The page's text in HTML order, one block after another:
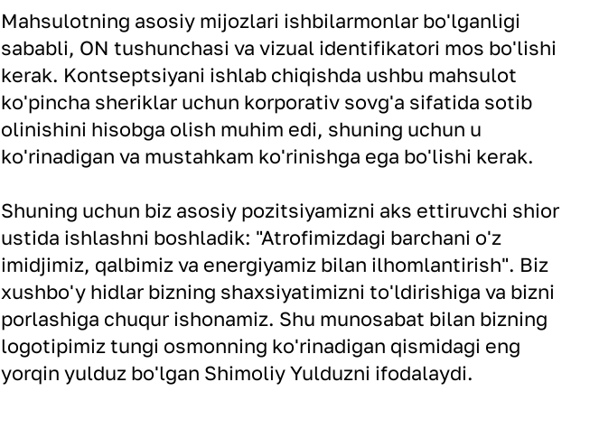
Mahsulotning asosiy mijozlari ishbilarmonlar bo'lganligi
sababli, ON tushunchasi va vizual identifikatori mos bo'lishi
kerak. Kontseptsiyani ishlab chiqishda ushbu mahsulot
ko'pincha sheriklar uchun korporativ sovg'a sifatida sotib
olinishini hisobga olish muhim edi, shuning uchun u
ko'rinadigan va mustahkam ko'rinishga ega bo'lishi kerak.
Shuning uchun biz asosiy pozitsiyamizni aks ettiruvchi shior
ustida ishlashni boshladik: "Atrofimizdagi barchani o'z
imidjimiz, qalbimiz va energiyamiz bilan ilhomlantirish". Biz
xushbo'y hidlar bizning shaxsiyatimizni to'ldirishiga va bizni
porlashiga chuqur ishonamiz. Shu munosabat bilan bizning
logotipimiz tungi osmonning ko'rinadigan qismidagi eng
yorqin yulduz bo'lgan Shimoliy Yulduzni ifodalaydi.